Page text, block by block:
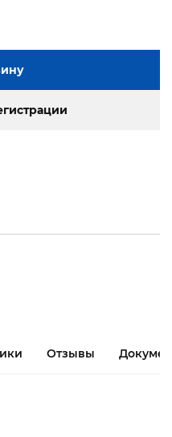
Отзывы